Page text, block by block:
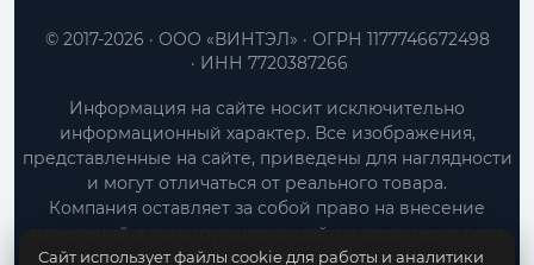
ООО «ВИНТЭЛ»
ОГРН 1177746672498
ИНН 7720387266
© 2017-2026
Информация на сайте носит исключительно
информационный характер. Все изображения,
представленные на сайте, приведены для наглядности
и могут отличаться от реального товара.
Компания оставляет за собой право на внесение
изменений в конструкцию, дизайн и характеристики
товара без предварительного уведомления.
Сайт использует файлы cookie для работы и аналитики